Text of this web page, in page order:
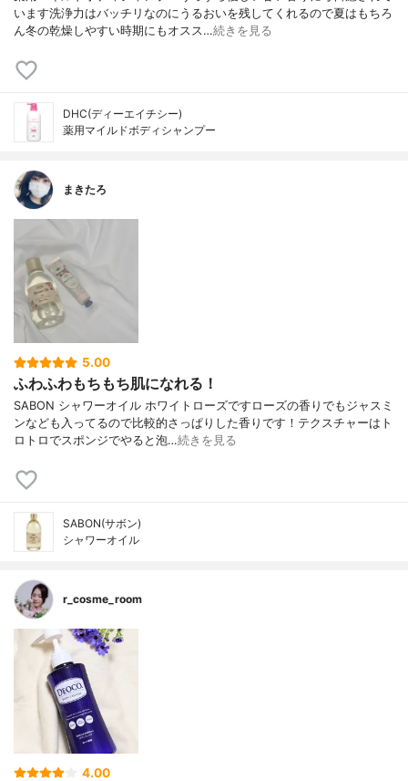
います洗浄力はバッチリなのにうるおいを残してくれるので夏はもちろ
ん冬の乾燥しやすい時期にもオスス…続きを見る
DHC(ディーエイチシー)
薬用マイルドボディシャンプー
まきたろ
5.00
ふわふわもちもち肌になれる！
SABON シャワーオイル ホワイトローズですローズの香りでもジャスミ
ンなども入ってるので比較的さっぱりした香りです！テクスチャーはト
ロトロでスポンジでやると泡…続きを見る
SABON(サボン)
シャワーオイル
r_cosme_room
4.00